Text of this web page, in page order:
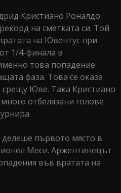
Кристиано Роналдо
на сметката си. Той
на Ювентус при
1/4-финала в
това попадение
фаза. Това се оказа
срещу Юве. Така Кристиано
отбелязани голове
първото място в
Меси. Аржентинецът
във вратата на